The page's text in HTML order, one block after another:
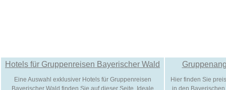
Hotels für Gruppenreisen Bayerischer Wald
Eine Auswahl exklusiver Hotels für Gruppenreisen
Bayerischer Wald finden Sie auf dieser Seite. Ideale
Hier finden Sie
in den